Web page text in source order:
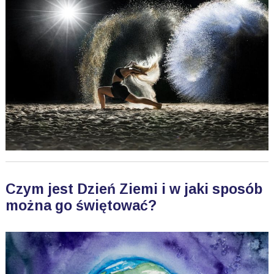
Czym jest Dzień Ziemi i w jaki sposób
można go świętować?